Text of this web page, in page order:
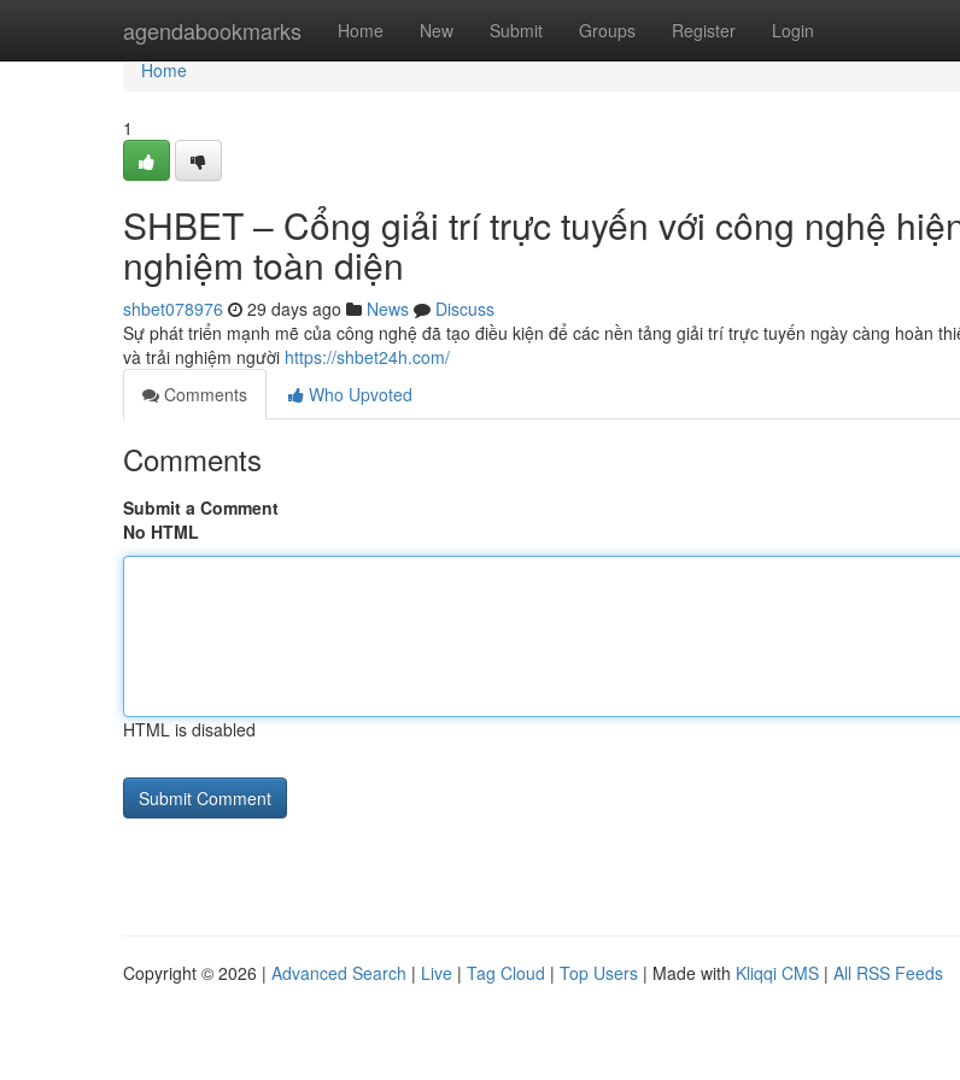
agendabookmarks Home New Submit Groups Register Login
Home
Home
1
SHBET – Cổng giải trí trực tuyến với công nghệ
nghiệm toàn diện
shbet078976 29 days ago News
Discuss
Sự phát triển mạnh mẽ của công nghệ đã tạo điều kiện để các nền tảng giải trí trực tuyến ngày càng hoàn
và trải nghiệm người https://shbet24h.com/
Comments
Who Upvoted
Comments
Submit a Comment
No HTML
HTML is disabled
Copyright © 2026 | Advanced Search | Live | Tag Cloud | Top Users | Made with Kliqqi CMS | All RSS Feeds